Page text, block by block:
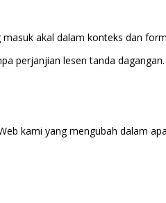
akal dalam konteks dan
perjanjian lesen tanda dagangan.
kami yang mengubah dalam